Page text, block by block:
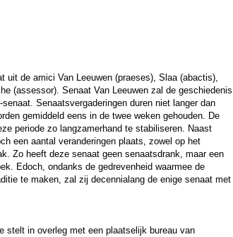
uit de amici Van Leeuwen (praeses), Slaa (abactis),
(assessor). Senaat Van Leeuwen zal de geschiedenis
Senaatsvergaderingen duren niet langer dan
gemiddeld eens in de twee weken gehouden. De
periode zo langzamerhand te stabiliseren. Naast
een aantal veranderingen plaats, zowel op het
Zo heeft deze senaat geen senaatsdrank, maar een
Edoch, ondanks de gedrevenheid waarmee de
te maken, zal zij decennialang de enige senaat met
stelt in overleg met een plaatselijk bureau van